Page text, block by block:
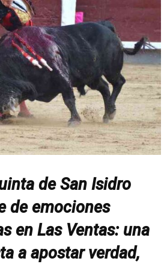
de San Isidro
de emociones
en Las Ventas: una
a apostar verdad,